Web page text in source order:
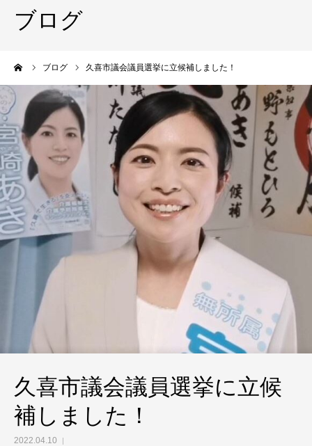
ブログ
ブログ 久喜市議会議員選挙に立候補しました！
久喜市議会議員選挙に立候
補しました！
2022.04.10